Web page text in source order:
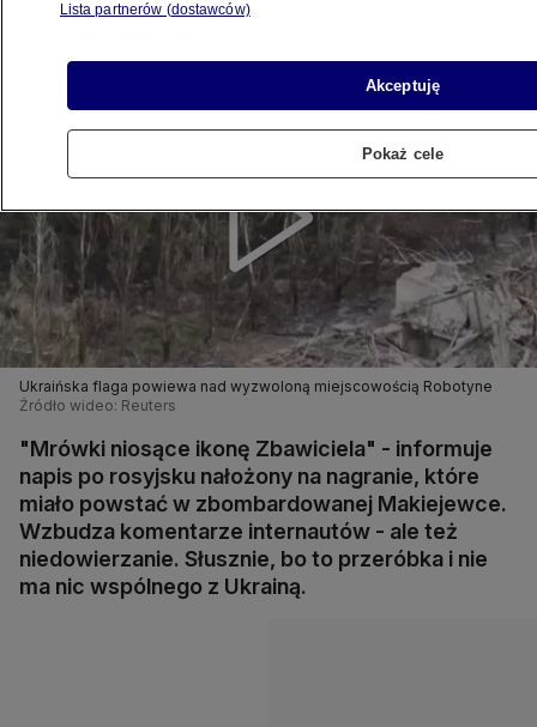
Ukraińska flaga powiewa nad wyzwoloną miejscowością Robotyne
Źródło wideo: Reuters
"Mrówki niosące ikonę Zbawiciela" - informuje
napis po rosyjsku nałożony na nagranie, które
miało powstać w zbombardowanej Makiejewce.
Wzbudza komentarze internautów - ale też
niedowierzanie. Słusznie, bo to przeróbka i nie
ma nic wspólnego z Ukrainą.
Lista partnerów (dostawców)
Akceptuję
Pokaż cele